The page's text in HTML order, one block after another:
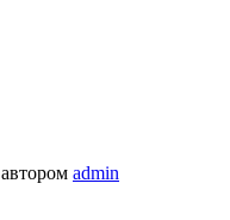
автором admin